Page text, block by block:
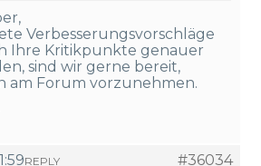
Verbesserungsvorschläge
Ihre Kritikpunkte genauer
sind wir gerne bereit,
am Forum vorzunehmen.
#36034
REPLY